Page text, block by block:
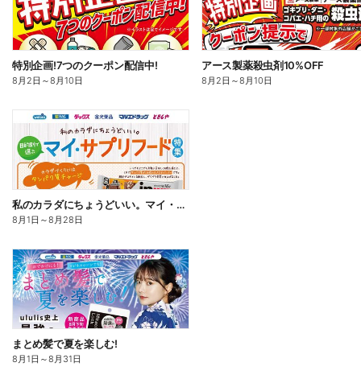
特別企画!7つのクーポン配信中!
8月2日 ～8月10日
アース製薬殺虫剤10%OFF
8月2日 ～8月10日
私のカラダにちょうどいい。マイ・サプリフード
8月1日 ～8月28日
まとめ髪で夏を楽しむ!
8月1日 ～8月31日